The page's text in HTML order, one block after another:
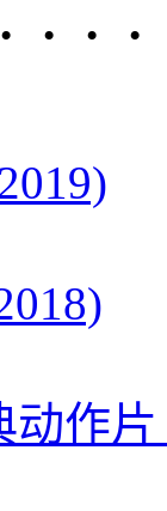
· · ·
动作